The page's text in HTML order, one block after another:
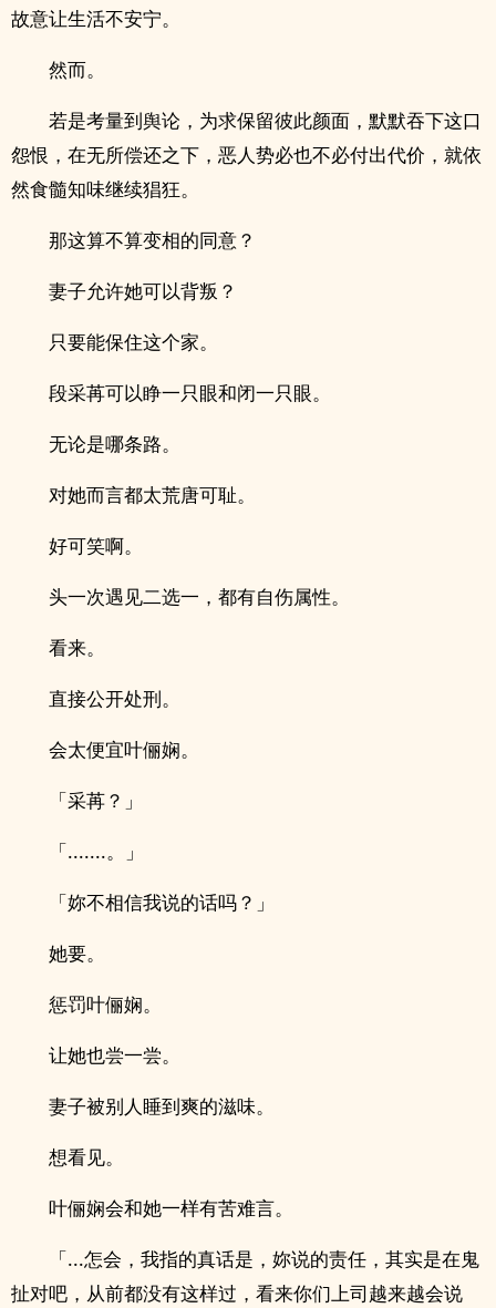
故意让生活不安宁。
然而。
若是考量到舆论，为求保留彼此颜面，默默吞下这口
怨恨，在无所偿还之下，恶人势必也不必付出代价，就依
然食髓知味继续猖狂。
那这算不算变相的同意？
妻子允许她可以背叛？
只要能保住这个家。
段采苒可以睁一只眼和闭一只眼。
无论是哪条路。
对她而言都太荒唐可耻。
好可笑啊。
头一次遇见二选一，都有自伤属性。
看来。
直接公开处刑。
会太便宜叶俪娴。
「采苒？」
「.......。」
「妳不相信我说的话吗？」
她要。
惩罚叶俪娴。
让她也尝一尝。
妻子被别人睡到爽的滋味。
想看见。
叶俪娴会和她一样有苦难言。
「...怎会，我指的真话是，妳说的责任，其实是在鬼
扯对吧，从前都没有这样过，看来你们上司越来越会说